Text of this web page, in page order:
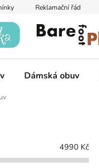
Reklamační řád
Dámská obuv
4990 Kč